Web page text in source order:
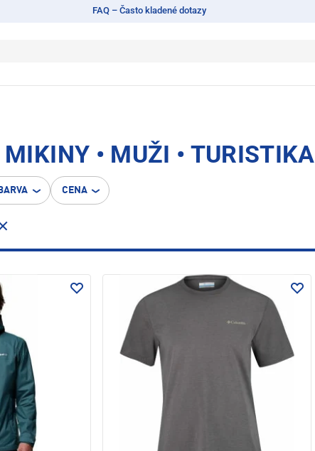
FAQ – Často kladené dotazy
• MUŽI • TURISTIKA
BARVA CENA